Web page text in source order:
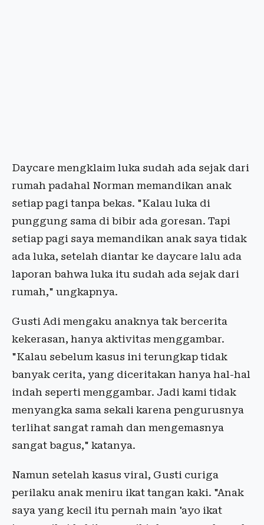
Daycare mengklaim luka sudah ada sejak dari
rumah padahal Norman memandikan anak
setiap pagi tanpa bekas. "Kalau luka di
punggung sama di bibir ada goresan. Tapi
setiap pagi saya memandikan anak saya tidak
ada luka, setelah diantar ke daycare lalu ada
laporan bahwa luka itu sudah ada sejak dari
rumah," ungkapnya.
Gusti Adi mengaku anaknya tak bercerita
kekerasan, hanya aktivitas menggambar.
"Kalau sebelum kasus ini terungkap tidak
banyak cerita, yang diceritakan hanya hal-hal
indah seperti menggambar. Jadi kami tidak
menyangka sama sekali karena pengurusnya
terlihat sangat ramah dan mengemasnya
sangat bagus," katanya.
Namun setelah kasus viral, Gusti curiga
perilaku anak meniru ikat tangan kaki. "Anak
saya yang kecil itu pernah main 'ayo ikat